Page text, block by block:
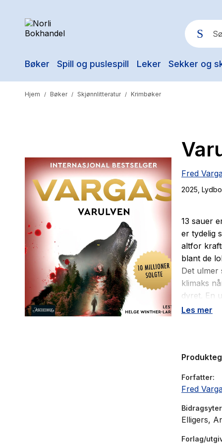
Bøker Spill og puslespill Leker Sekker og
Hjem / Bøker / Skjønnlitteratur / Krimbøker
Fred
2025 ,
13 sauer
er tydelig
altfor
blant de
Det ulmer
klimaks
dyret. En
Soliman,
Les mer
Forfatter
Fred
Bidragsyter
Elligers,
Forlag/